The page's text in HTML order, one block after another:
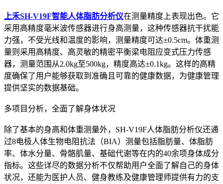
上禾SH-V19F智能人体脂肪分析仪在测量精度上表现出色。它
采用高精度毫米波传感器进行身高测量，这种传感器抗干扰能
力强，不受光线和温度的影响，测量精度可达±0.5cm。体重测
量则采用高精度、高灵敏的精密平衡梁电阻应变式压力传感
器，测量范围从2.0kg至500kg，精度高达±0.1kg。这样的高精
度确保了用户能够获取到准确且可靠的健康数据，为健康管理
提供坚实的数据基础。
多项目分析，全面了解身体状况
除了基本的身高和体重测量外，SH-V19F人体脂肪分析仪还通
过8电极人体生物电阻抗法（BIA）测量包括脂肪量、体脂肪
率、体水分量、骨骼肌量、基础代谢等在内的40余项身体成分
指标。这些详尽的数据分析不仅帮助用户全面了解自己的身体
状况，还能为医护人员、健身教练及健康管理师提供有力的支